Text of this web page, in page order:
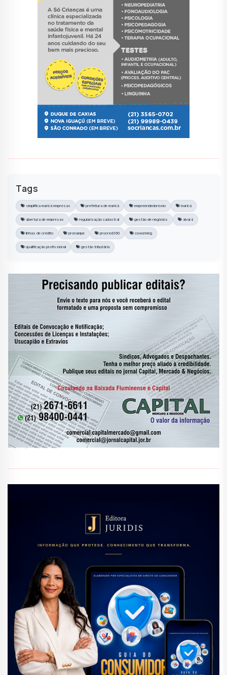
Tags
simplifica maricá empresas prefeitura de maricá empreendedorismo maricá
abertura de empresas regularização cadastral gestão de negócios alvará
linhas de crédito pronampe procred360 coworking
qualificação profissional gestão tributária